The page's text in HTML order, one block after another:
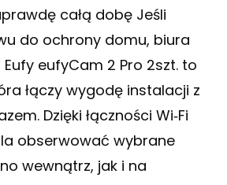
całą dobę Jeśli
do ochrony domu, biura
eufyCam 2 Pro 2szt. to
łączy wygodę instalacji z
Dzięki łączności Wi‑Fi
obserwować wybrane
wewnątrz, jak i na